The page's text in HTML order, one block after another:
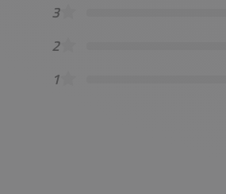
3
2
1